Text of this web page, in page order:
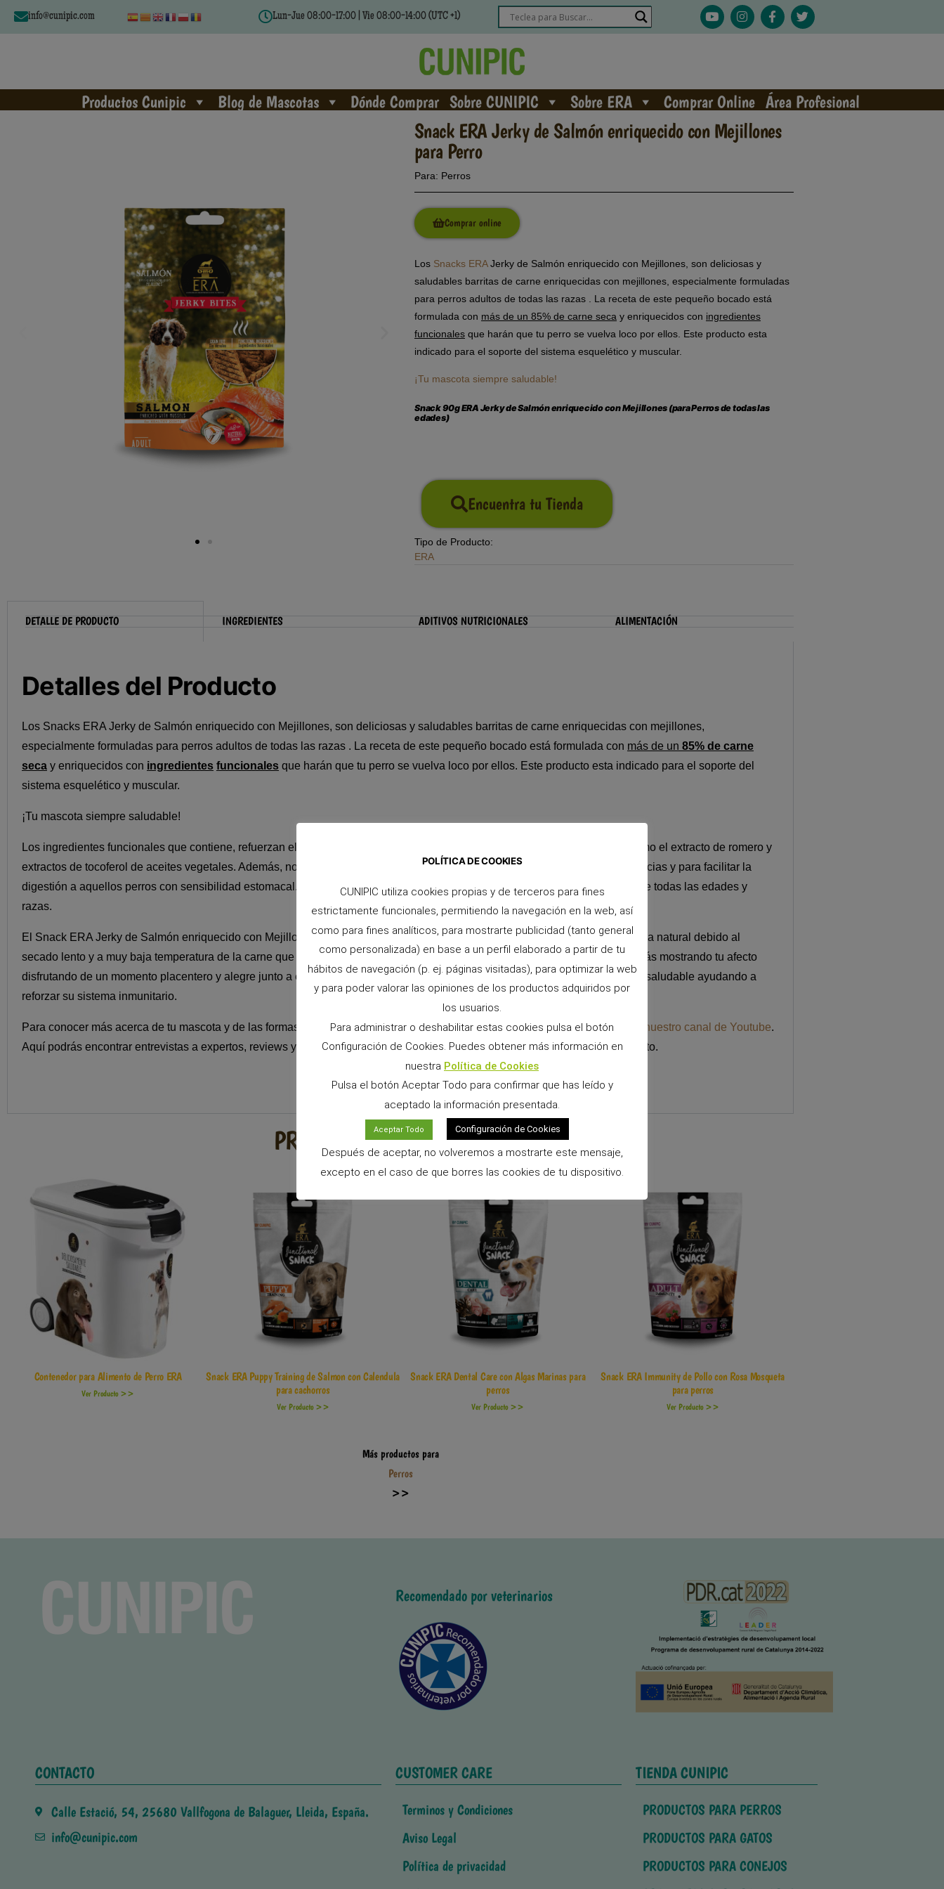
info@cunipic.com Lun-Jue 08:00-17:00 | Vie 08:00-14:00 (UTC +1)
Productos Cunipic Blog de Mascotas Dónde Comprar Sobre CUNIPIC Sobre ERA Comprar Online Área Profesional
Snack ERA Jerky de Salmón enriquecido con Mejillones
para Perro
Para: Perros
Comprar online
Los Snacks ERAJerky de Salmón enriquecido con Mejillones, son deliciosas y
saludables barritas de carne enriquecidas con mejillones, especialmente formuladas
para perros adultos de todas las razas . La receta de este pequeño bocado está
formulada con más de un 85% de carne seca y enriquecidos con ingredientes
funcionales que harán que tu perro se vuelva loco por ellos. Este producto esta
indicado para el soporte del sistema esquelético y muscular.
¡Tu mascota siempre saludable!
Snack 90g ERA Jerky de Salmón enriquecido con Mejillones (para Perros de todas las
edades)
Encuentra tu Tienda
Tipo de Producto:
ERA
DETALLE DE PRODUCTO INGREDIENTES ADITIVOS NUTRICIONALES ALIMENTACIÓN
Detalles del Producto
Los Snacks ERA Jerky de Salmón enriquecido con Mejillones, son deliciosas y saludables barritas de carne enriquecidas con mejillones,
especialmente formuladas para perros adultos de todas las razas . La receta de este pequeño bocado está formulada con más de un 85% de carne
seca y enriquecidos con ingredientes funcionales que harán que tu perro se vuelva loco por ellos. Este producto esta indicado para el soporte del
sistema esquelético y muscular.
¡Tu mascota siempre saludable!
Los ingredientes funcionales que contiene, refuerzan el sistema esquelético y muscular
y poseen antioxidantes naturales como el extracto de romero y
extractos de tocoferol de aceites vegetales. Además, no contiene cereales, lo que es ideal para perros con alergias o intolerancias y para facilitar la
digestión a aquellos perros con sensibilidad estomacal. Estos ingredientes conforman snacks sanos y nutritivos para perros de todas las edades y
razas.
El Snack ERA Jerky de Salmón enriquecido con Mejillones para Perro, es un producto con un sabor delicioso y con una textura natural debido al
secado lento y a muy baja temperatura de la carne que puedes ofrecer a tu perro de forma regular, puesto que no solo le estarás mostrando tu afecto
disfrutando de un momento placentero y alegre junto a él, sino que también, estarás contribuyendo a que tenga una vida más saludable ayudando a
reforzar su sistema inmunitario.
Para conocer más acerca de tu mascota y de las formas en las que puedes adiestrarlo, te invitamos a que eches un vistazo a nuestro canal de Youtube.
Aquí podrás encontrar entrevistas a expertos, reviews y vídeos educativos, que te podrán ayudar en la selección de tu producto.
PRODUCTOS RELACIONADOS
Contenedor para Alimento de Perro ERA
Ver Producto >>
Snack ERA Puppy Training de Salmon con Calendula
para cachorros
Ver Producto >>
Snack ERA Dental Care con Algas Marinas para
perros
Ver Producto >>
Snack ERA Immunity de Pollo con Rosa Mosqueta
para perros
Ver Producto >>
Más productos para
Perros
>>
Recomendado por veterinarios
CONTACTO
Calle Estació, 54, 25680 Vallfogona de Balaguer, Lleida, España.
info@cunipic.com
CUSTOMER CARE
Terminos y Condiciones
Aviso Legal
Política de privacidad
TIENDA CUNIPIC
PRODUCTOS PARA PERROS
PRODUCTOS PARA GATOS
PRODUCTOS PARA CONEJOS
POLÍTICA DE COOKIES
CUNIPIC utiliza cookies propias y de terceros para fines
estrictamente funcionales, permitiendo la navegación en la web, así
como para fines analíticos, para mostrarte publicidad (tanto general
como personalizada) en base a un perfil elaborado a partir de tu
hábitos de navegación (p. ej. páginas visitadas), para optimizar la web
y para poder valorar las opiniones de los productos adquiridos por
los usuarios.
Para administrar o deshabilitar estas cookies pulsa el botón
Configuración de Cookies. Puedes obtener más información en
nuestra Política de Cookies
Pulsa el botón Aceptar Todo para confirmar que has leído y
aceptado la información presentada.
Aceptar Todo Configuración de Cookies
Después de aceptar, no volveremos a mostrarte este mensaje,
excepto en el caso de que borres las cookies de tu dispositivo.